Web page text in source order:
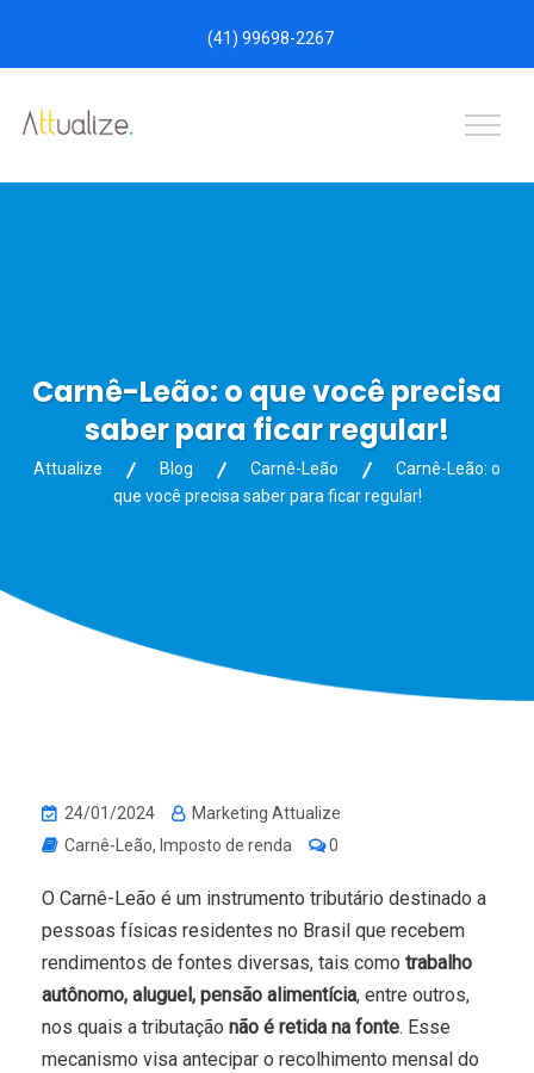
(41) 99698-2267
Carnê-Leão: o que você precisa
saber para ficar regular!
Attualize Blog Carnê-Leão
Carnê-Leão: o
que você precisa saber para ficar regular!
24/01/2024
Marketing Attualize
Carnê-Leão, Imposto de renda 0
O Carnê-Leão é um instrumento tributário destinado a
pessoas físicas residentes no Brasil que recebem
rendimentos de fontes diversas, tais como trabalho
autônomo, aluguel, pensão alimentícia, entre outros,
nos quais a tributação não é retida na fonte. Esse
mecanismo visa antecipar o recolhimento mensal do